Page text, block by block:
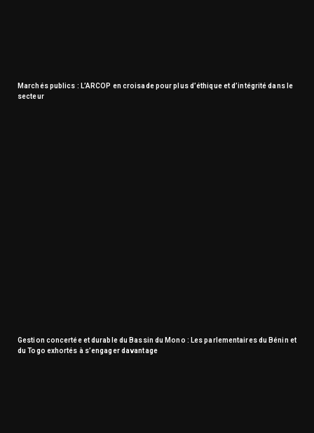
Marchés publics : L’ARCOP en croisade pour plus d’éthique et d’intégrité dans le
secteur
Gestion concertée et durable du Bassin du Mono : Les parlementaires du Bénin et
du Togo exhortés à s’engager davantage